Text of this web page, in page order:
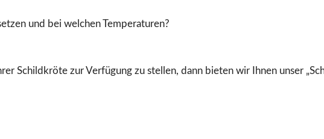
und bei welchen Temperaturen?
Schildkröte zur Verfügung zu stellen, dann bieten wir Ihnen unser